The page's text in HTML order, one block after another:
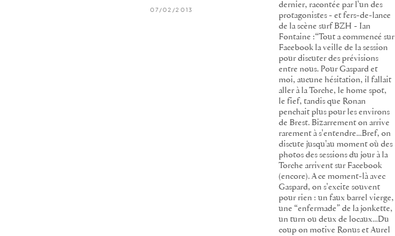
07/02/2013
dernier, racontée par l'un des
protagonistes - et fers-de-lance
de la scène surf BZH - Ian
Fontaine :“Tout a commencé sur
Facebook la veille de la session
pour discuter des prévisions
entre nous. Pour Gaspard et
moi, aucune hésitation, il fallait
aller à la Torche, le home spot,
le fief, tandis que Ronan
penchait plus pour les environs
de Brest. Bizarrement on arrive
rarement à s'entendre...Bref, on
discute jusqu'au moment où des
photos des sessions du jour à la
Torche arrivent sur Facebook
(encore). A ce moment-là avec
Gaspard, on s'excite souvent
pour rien : un faux barrel vierge,
une “enfermade” de la jonkette,
un turn ou deux de locaux...Du
coup on motive Ronus et Aurel